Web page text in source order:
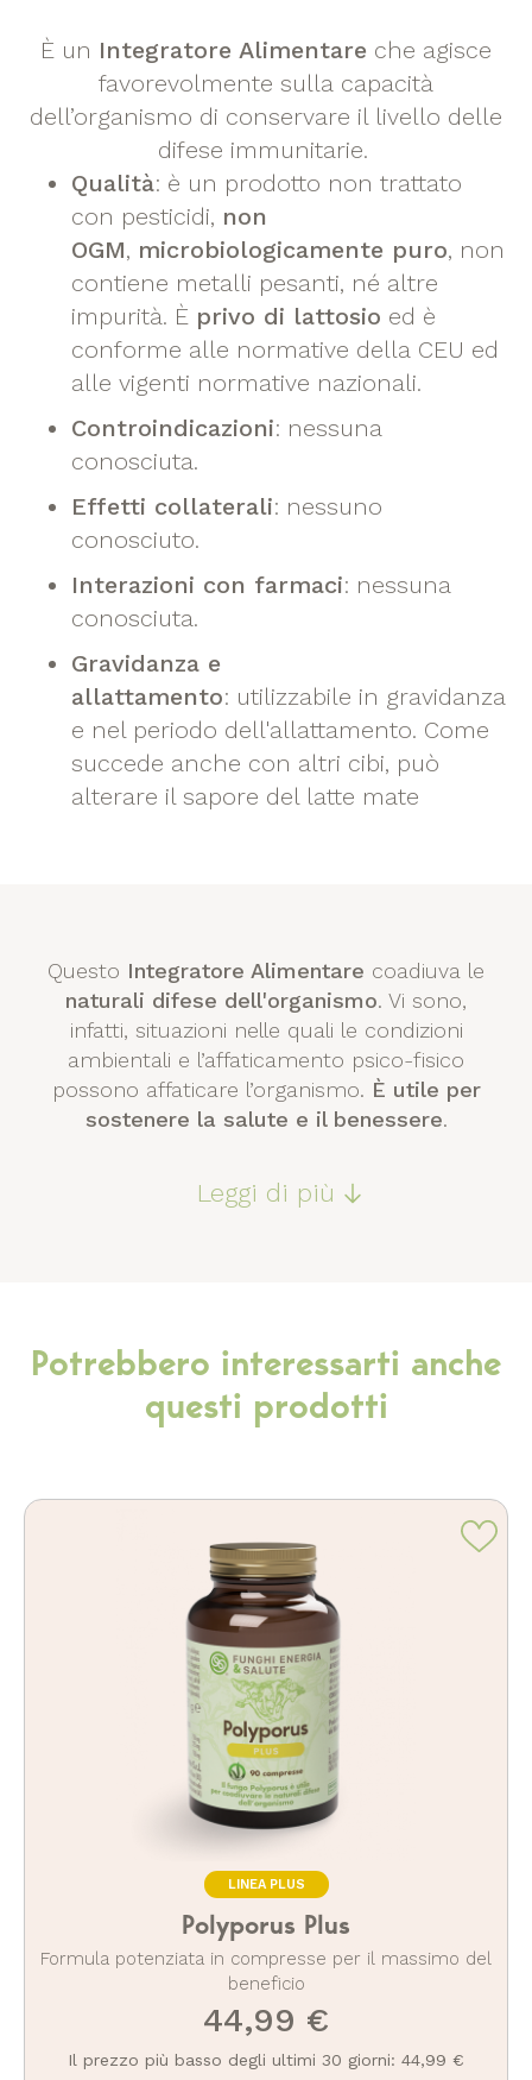
È un Integratore Alimentare che agisce
favorevolmente sulla capacità
dell’organismo di conservare il livello delle
difese immunitarie.
Qualità: è un prodotto non trattato
con pesticidi, non
OGM, microbiologicamente puro, non
contiene metalli pesanti, né altre
impurità. È privo di lattosio ed è
conforme alle normative della CEU ed
alle vigenti normative nazionali.
Controindicazioni: nessuna
conosciuta.
Effetti collaterali: nessuno
conosciuto.
Interazioni con farmaci: nessuna
conosciuta.
Gravidanza e
allattamento: utilizzabile in gravidanza
e nel periodo dell'allattamento. Come
succede anche con altri cibi, può
alterare il sapore del latte mate
Questo Integratore Alimentare coadiuva le
naturali difese dell'organismo. Vi sono,
infatti, situazioni nelle quali le condizioni
ambientali e l’affaticamento psico-fisico
possono affaticare l’organismo. È utile per
sostenere la salute e il benessere.
Leggi di più
Potrebbero interessarti anche
questi prodotti
LINEA PLUS
Polyporus Plus
Formula potenziata in compresse per il massimo del
beneficio
44,99 €
Il prezzo più basso degli ultimi 30 giorni: 44,99 €